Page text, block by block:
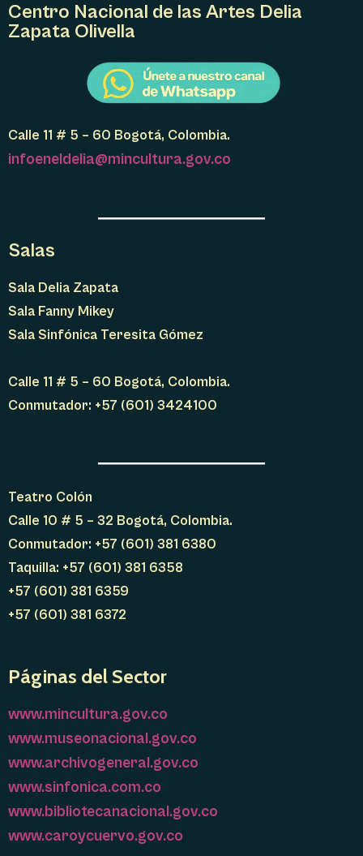
Centro Nacional de las Artes Delia
Zapata Olivella
Calle 11 # 5 – 60 Bogotá, Colombia.
infoeneldelia@mincultura.gov.co
Salas
Sala Delia Zapata
Sala Fanny Mikey
Sala Sinfónica Teresita Gómez
Calle 11 # 5 – 60 Bogotá, Colombia.
Conmutador: +57 (601) 3424100
Teatro Colón
Calle 10 # 5 – 32 Bogotá, Colombia.
Conmutador: +57 (601) 381 6380
Taquilla: +57 (601) 381 6358
+57 (601) 381 6359
+57 (601) 381 6372
Páginas del Sector
www.mincultura.gov.co
www.museonacional.gov.co
www.archivogeneral.gov.co
www.sinfonica.com.co
www.bibliotecanacional.gov.co
www.caroycuervo.gov.co